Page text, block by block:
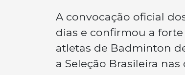
A convocação oficial
dias e confirmou a
atletas de Badminton
a Seleção Brasileira